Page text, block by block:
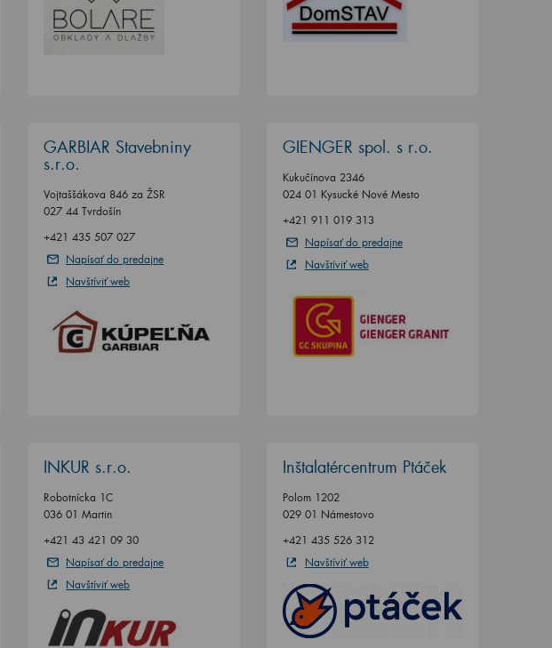
GARBIAR Stavebniny
s.r.o.
Vojtaššákova 846 za ŽSR
027 44 Tvrdošín
+421 435 507 027
Napísať do predajne
Navštíviť web
GIENGER spol. s r.o.
Kukučínova 2346
024 01 Kysucké Nové Mesto
+421 911 019 313
Napísať do predajne
Navštíviť web
INKUR s.r.o.
Robotnícka 1C
036 01 Martin
+421 43 421 09 30
Napísať do predajne
Navštíviť web
Inštalatércentrum Ptáček
Polom 1202
029 01 Námestovo
+421 435 526 312
Navštíviť web